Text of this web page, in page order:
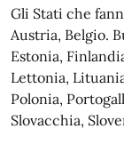
Gli Stati che
Austria, Belgio.
Estonia,
Lettonia,
Polonia,
Slovacchia,